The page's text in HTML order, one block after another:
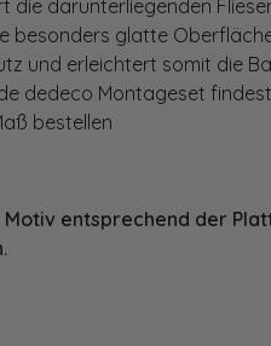
die darunterliegenden
besonders glatte
und erleichtert somit die
dedeco Montageset
bestellen
entsprechend der